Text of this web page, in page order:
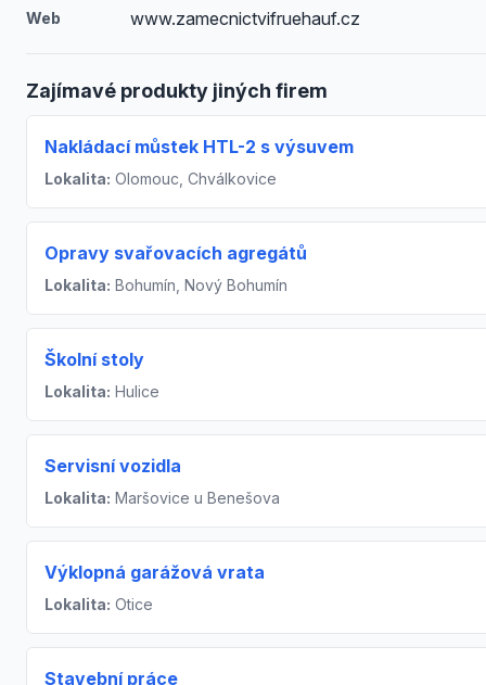
Web www.zamecnictvifruehauf.cz
Zajímavé produkty jiných firem
Nakládací můstek HTL-2 s výsuvem
Lokalita: Olomouc, Chválkovice
Opravy svařovacích agregátů
Lokalita: Bohumín, Nový Bohumín
Školní stoly
Lokalita: Hulice
Servisní vozidla
Lokalita: Maršovice u Benešova
Výklopná garážová vrata
Lokalita: Otice
Stavební práce